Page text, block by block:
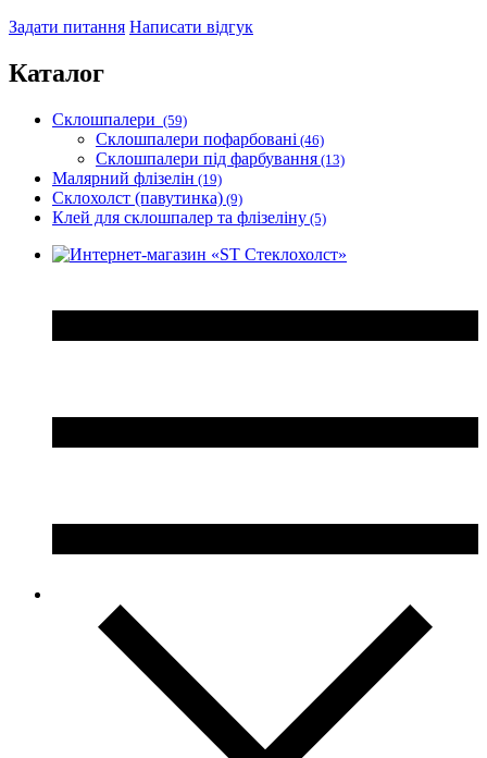
Задати питання Написати відгук
Каталог
Склошпалери (59)
Склошпалери пофарбовані (46)
Склошпалери під фарбування (13)
Малярний флізелін (19)
Склохолст (павутинка) (9)
Клей для склошпалер та флізеліну (5)